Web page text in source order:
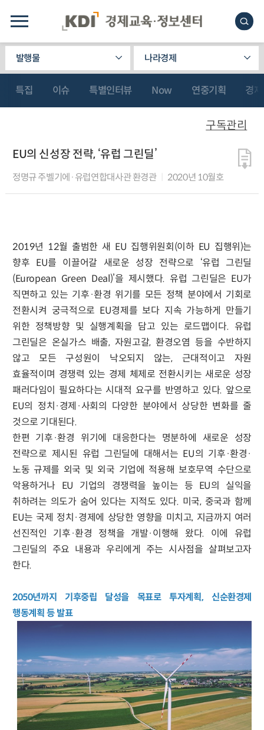
발행물 나라경제
특집 이슈 특별인터뷰 Now 연중기획 경
EU의 신성장 전략, ‘유럽 그린딜’
정명규 주벨기에·유럽연합대사관 환경관 2020년 10월호
2019년 12월 출범한 새 EU 집행위원회(이하 EU 집행위)는
향후 EU를 이끌어갈 새로운 성장 전략으로 ‘유럽 그린딜
(European Green Deal)’을 제시했다. 유럽 그린딜은 EU가
직면하고 있는 기후·환경 위기를 모든 정책 분야에서 기회로
전환시켜 궁극적으로 EU경제를 보다 지속 가능하게 만들기
위한 정책방향 및 실행계획을 담고 있는 로드맵이다. 유럽
그린딜은 온실가스 배출, 자원고갈, 환경오염 등을 수반하지
않고 모든 구성원이 낙오되지 않는, 근대적이고 자원
효율적이며 경쟁력 있는 경제 체제로 전환시키는 새로운 성장
패러다임이 필요하다는 시대적 요구를 반영하고 있다. 앞으로
EU의 정치·경제·사회의 다양한 분야에서 상당한 변화를 줄
것으로 기대된다.
한편 기후·환경 위기에 대응한다는 명분하에 새로운 성장
전략으로 제시된 유럽 그린딜에 대해서는 EU의 기후·환경·
노동 규제를 외국 및 외국 기업에 적용해 보호무역 수단으로
악용하거나 EU 기업의 경쟁력을 높이는 등 EU의 실익을
취하려는 의도가 숨어 있다는 지적도 있다. 미국, 중국과 함께
EU는 국제 정치·경제에 상당한 영향을 미치고, 지금까지 여러
선진적인 기후·환경 정책을 개발·이행해 왔다. 이에 유럽
그린딜의 주요 내용과 우리에게 주는 시사점을 살펴보고자
한다.
2050년까지 기후중립 달성을 목표로 투자계획, 신순환경제
행동계획 등 발표
구독관리